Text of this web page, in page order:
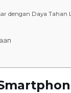
dengan Daya Tahan